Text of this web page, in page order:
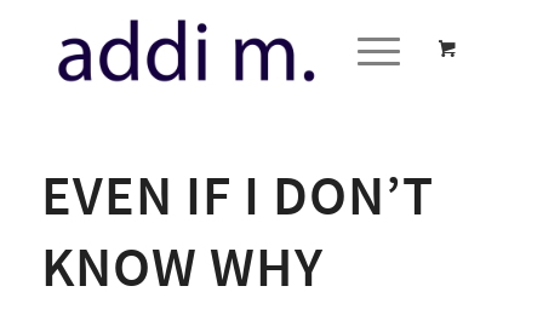
EVEN IF I DON’T
KNOW WHY